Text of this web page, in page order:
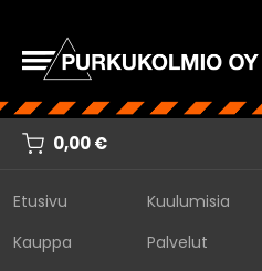
0,00€
Etusivu
Kuulumisia
Kauppa
Palvelut